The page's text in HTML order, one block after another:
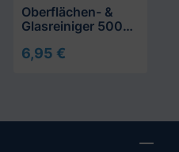
Oberflächen- &
Glasreiniger 500
6,95 €